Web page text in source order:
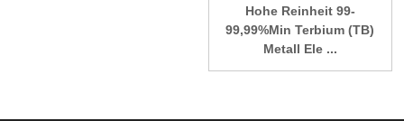
Hohe Reinheit 99-
99,99%Min Terbium (TB)
Metall Ele ...